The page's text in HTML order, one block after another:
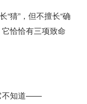
“猜”，但不擅长“确
恰恰有三项致命
不知道——